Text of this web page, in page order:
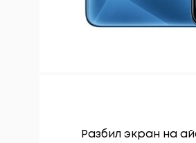
Разбил экран на